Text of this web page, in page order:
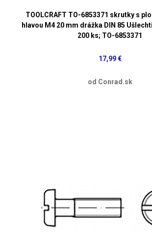
TOOLCRAFT TO-6853371 skrutky s
hlavou M4 20 mm drážka DIN 85
200 ks; TO-6853371
17,99 €
od Conrad.sk